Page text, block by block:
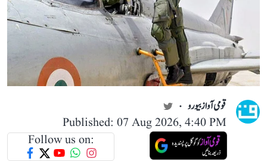
قومی آواز بیورو
Published: 07 Aug 2026, 4:40 PM
Follow us on: